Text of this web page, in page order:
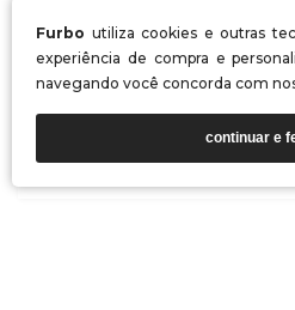
Furbo utiliza cookies e outras
experiência de compra e
navegando você concorda com
continuar e
Como Tornar-se um